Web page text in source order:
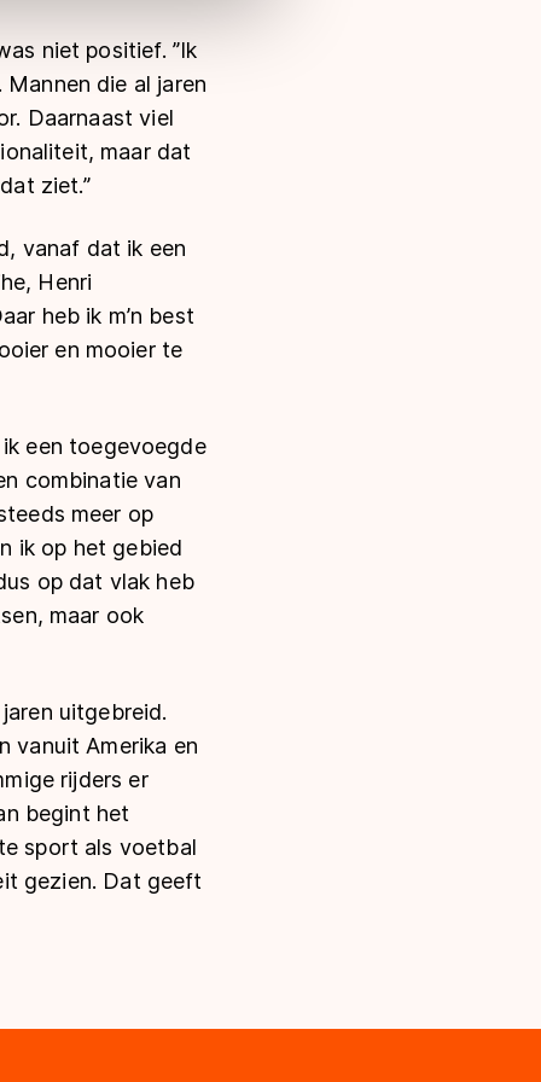
niet positief. ’’Ik
die al jaren
Daarnaast viel
maar dat
ziet.’’
vanaf dat ik een
Henri
heb ik m’n best
en mooier te
ik een toegevoegde
combinatie van
meer op
ik op het gebied
op dat vlak heb
maar ook
uitgebreid.
vanuit Amerika en
rijders er
begint het
sport als voetbal
gezien. Dat geeft